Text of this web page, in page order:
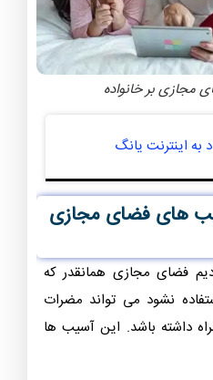
بر خانواده
به اینترنت یانگ
های فضای مجازی
فضای مجازی همانقدر که
نشود می تواند مضرات
داشته باشد. این آسیب ها